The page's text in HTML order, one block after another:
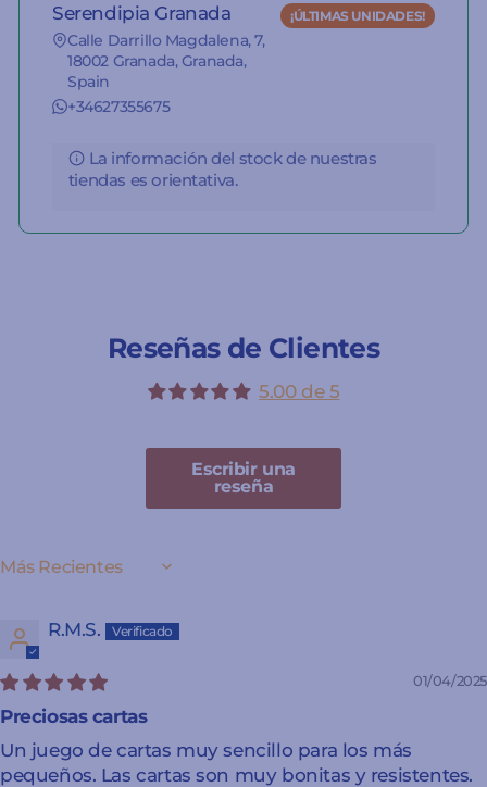
Serendipia Granada
Calle Darrillo Magdalena, 7,
18002 Granada, Granada,
Spain
+34627355675
¡ÚLTIMAS UNIDADES!
La información del stock de nuestras
tiendas es orientativa.
Reseñas de Clientes
5.00 de 5
Escribir una
reseña
SORT BY
R.M.S.
01/04/2025
Preciosas cartas
Un juego de cartas muy sencillo para los más
pequeños. Las cartas son muy bonitas y resistentes.